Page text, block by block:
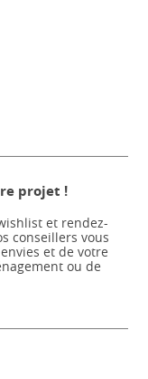
projet !
et rendez-
conseillers vous
et de votre
ou de